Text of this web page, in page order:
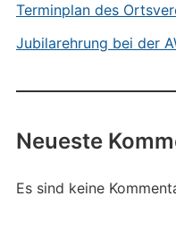
Terminplan des
Jubilarehrung bei der
Neueste
Es sind keine